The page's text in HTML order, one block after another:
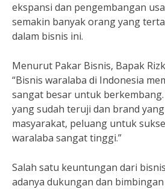
ekspansi dan pengembangan
semakin banyak orang yang
dalam bisnis ini.
Menurut Pakar Bisnis, Bapak
“Bisnis waralaba di Indonesia
sangat besar untuk
yang sudah teruji dan brand
masyarakat, peluang untuk
waralaba sangat tinggi.”
Salah satu keuntungan dari
adanya dukungan dan